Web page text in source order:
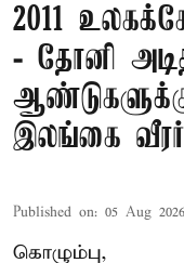
2011
- தோனி
இலங்கை வீரர்
Published on: 05 Aug
கொழும்பு,